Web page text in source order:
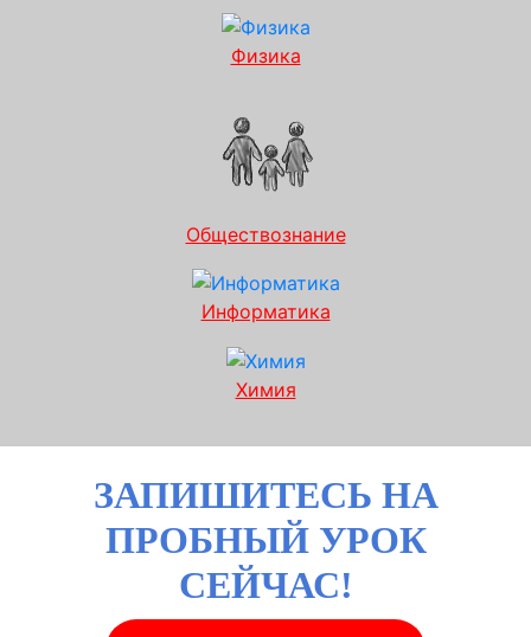
Физика
Обществознание
Информатика
Химия
ЗАПИШИТЕСЬ НА
ПРОБНЫЙ УРОК
СЕЙЧАС!